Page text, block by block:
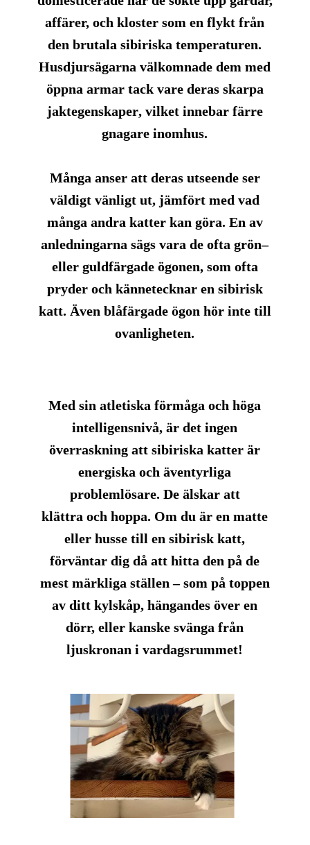
affärer, och kloster som en flykt från
den brutala sibiriska temperaturen.
Husdjursägarna välkomnade dem med
öppna armartack vare deras skarpa
jaktegenskaper, vilket innebar färre
gnagare inomhus.
Många anser att deras utseende ser
väldigtvänligt ut, jämfört med vad
många andra katter kan göra. En av
anledningarna sägs vara de oftagrön–
eller guldfärgade ögonen, som ofta
pryder och kännetecknar en sibirisk
katt. Även blåfärgadeögon hör inte till
ovanligheten.
Med sinatletiska förmåga ochhöga
intelligensnivå, är det ingen
överraskning att sibiriska katter är
energiska och äventyrliga
problemlösare. De älskar att
klättra ochhoppa. Om du är en matte
eller husse till en sibirisk katt,
förväntar dig då att hitta den på de
mest märkliga ställen – som på toppen
av ditt kylskåp, hängandes över en
dörr, eller kanske svänga från
ljuskronan i vardagsrummet!